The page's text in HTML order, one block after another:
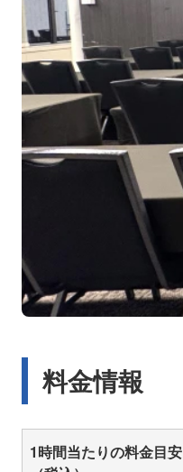
料金情報
1時間当たりの料金目安